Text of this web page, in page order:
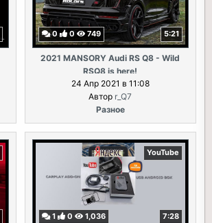
0 0 749 5:21
2021 MANSORY Audi RS Q8 - Wild
RSQ8 is here!
24 Апр 2021 в 11:08
Автор r_Q7
Разное
YouTube
1 0 1,036 7:28